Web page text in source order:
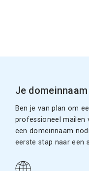
Je
Ben je van plan om
professioneel mailen
een domeinnaam
eerste stap naar een